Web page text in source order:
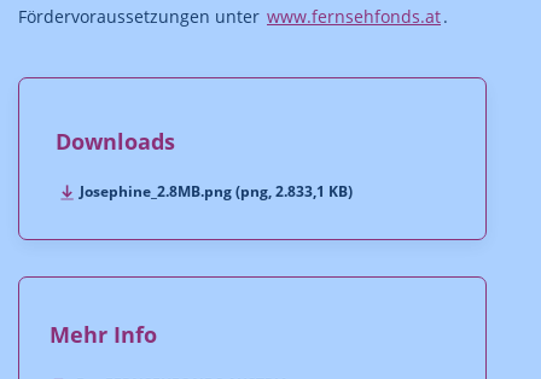
Fördervoraussetzungen unter www.fernsehfonds.at.
Downloads
Josephine_2.8MB.png (png, 2.833,1 KB)
Mehr Info